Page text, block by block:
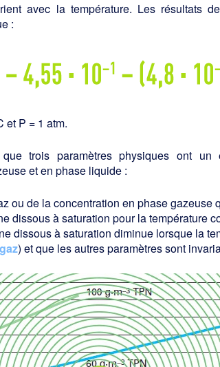
avec la température. Les résultats
:
et P = 1 atm.
trois paramètres physiques ont
et en phase liquide :
ou de la concentration en phase gazeuse
dissous à saturation pour la température
dissous à saturation diminue lorsque la
) et que les autres paramètres sont